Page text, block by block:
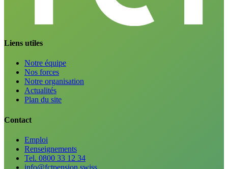
Liens utiles
Notre équipe
Nos forces
Notre organisation
Actualités
Plan du site
Contact
Emploi
Renseignements
Tel. 0800 33 12 34
info@fctpension.swiss